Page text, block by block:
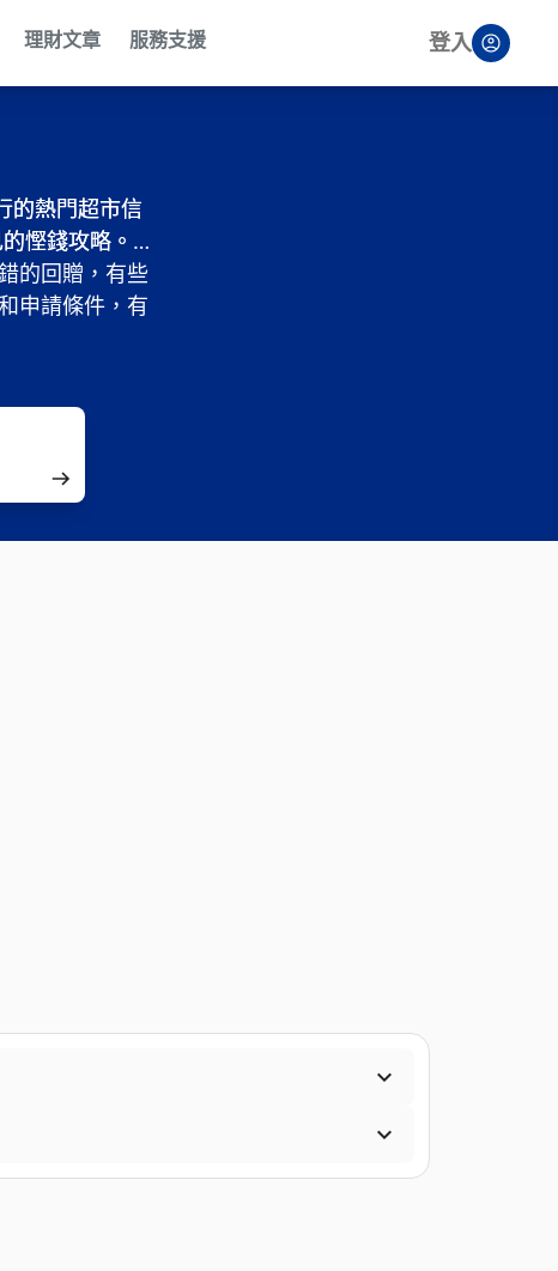
理財文章 服務支援 登入
的熱門超市信
慳錢攻略。
的回贈，有些
申請條件，有
的熱門超市信
慳錢攻略。
的回贈，有些
申請條件，有

